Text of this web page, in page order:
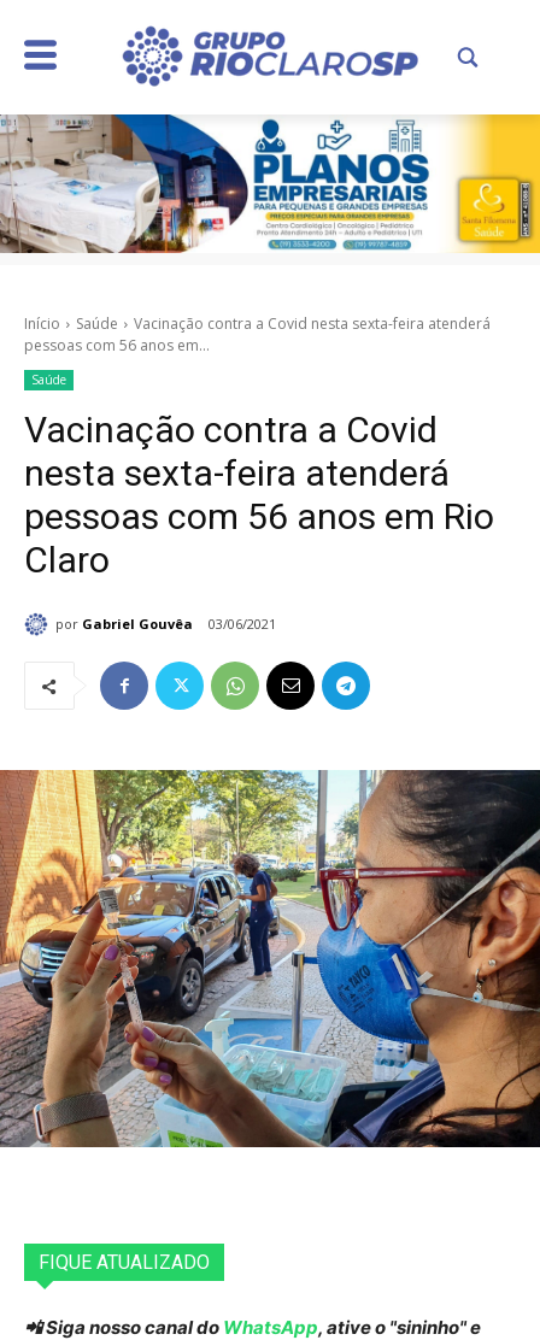
Início Saúde
Vacinação contra a Covid nesta sexta-feira atenderá
pessoas com 56 anos em...
Saúde
Vacinação contra a Covid
nesta sexta-feira atenderá
pessoas com 56 anos em Rio
Claro
por Gabriel Gouvêa 03/06/2021
FIQUE ATUALIZADO
📲 Siga nosso canal do WhatsApp, ative o "sininho" e